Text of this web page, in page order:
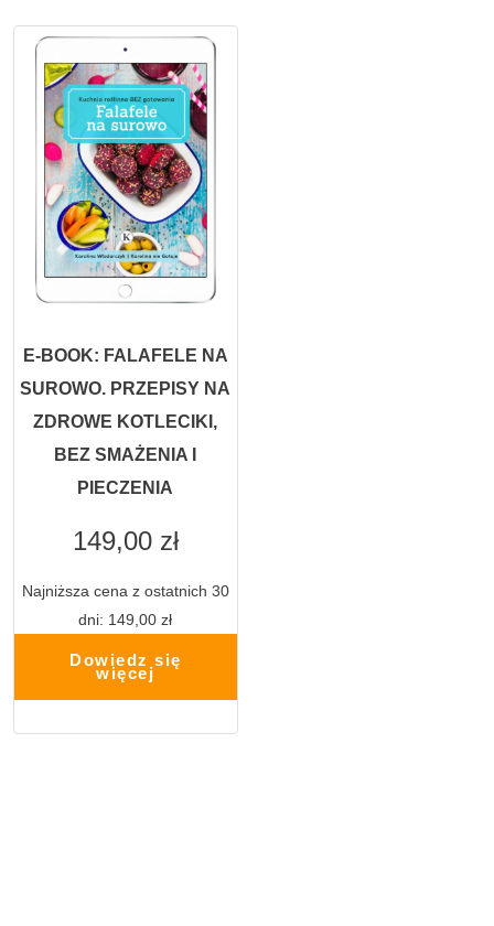
E-BOOK: FALAFELE NA
SUROWO. PRZEPISY NA
ZDROWE KOTLECIKI,
BEZ SMAŻENIA I
PIECZENIA
149,00 zł
Najniższa cena z ostatnich 30
dni: 149,00zł
Dowiedz się
więcej